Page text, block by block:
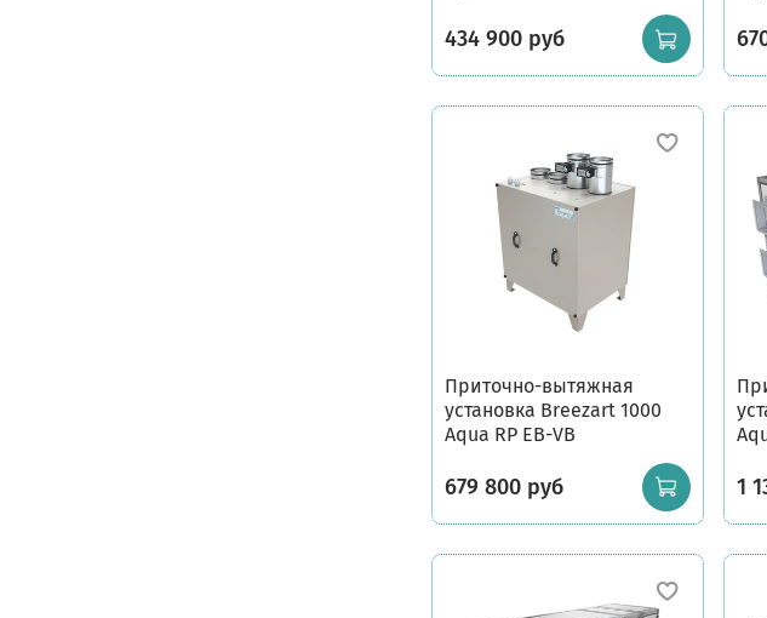
434 900 руб
Приточно-вытяжная
установка Breezart 1000
Aqua RP EB-VB
679 800 руб 1